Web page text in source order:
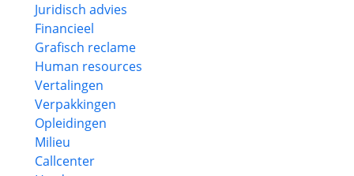
Juridisch advies
Financieel
Grafisch reclame
Human resources
Vertalingen
Verpakkingen
Opleidingen
Milieu
Callcenter